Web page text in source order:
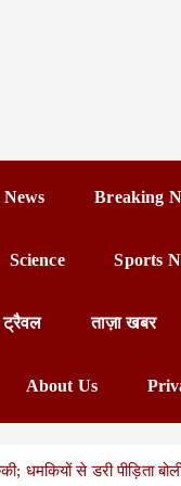
Breaking
Science Sports
ट्रैवल ताज़ा खबर
About Us
धमकियों से डरी पीड़िता